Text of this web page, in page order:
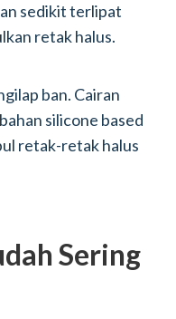
sedikit terlipat
retak halus.
ban. Cairan
silicone based
retak-retak halus
Sering